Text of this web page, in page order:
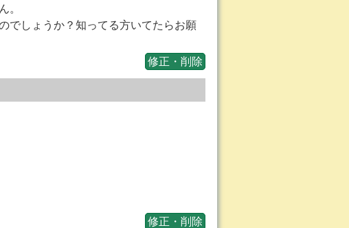
。
でしょうか？知ってる方いてたらお願
修正・削除
修正・削除